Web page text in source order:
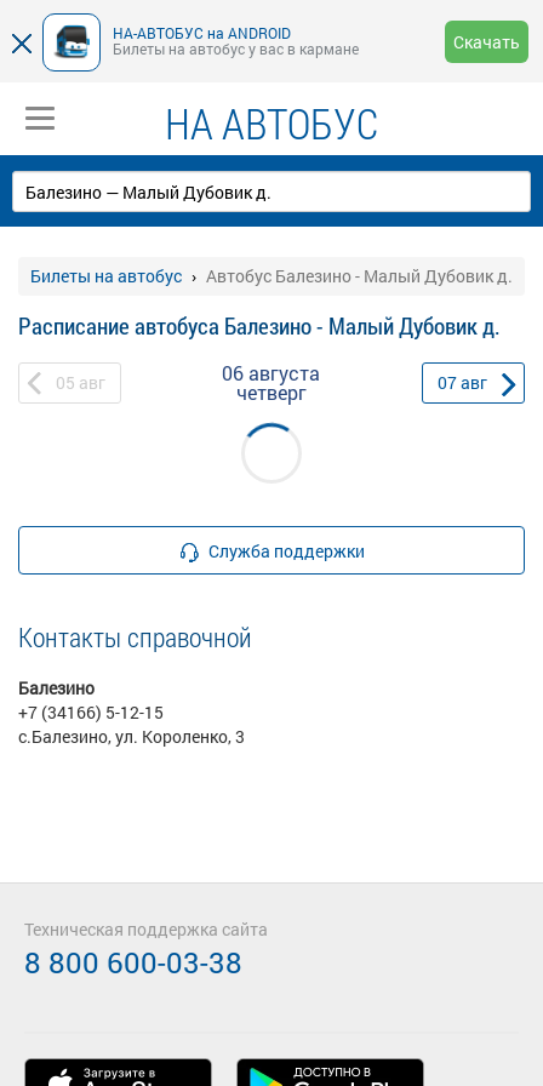
НА-АВТОБУС на ANDROID
Билеты на автобус у вас в кармане
Скачать
НА АВТОБУС
Билеты на автобус Автобус Балезино - Малый Дубовик д.
Расписание автобуса Балезино - Малый Дубовик д.
05 авг 06 августа
четверг 07авг
Служба поддержки
Контакты справочной
Балезино
+7 (34166) 5-12-15
с.Балезино, ул. Короленко, 3
Техническая поддержка сайта
8 800 600-03-38